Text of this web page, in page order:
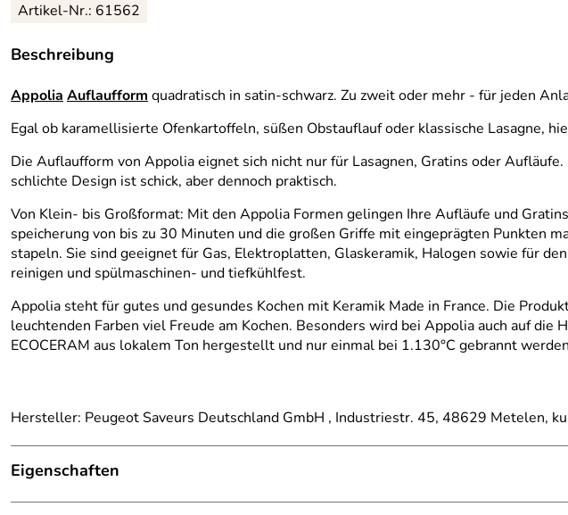
Artikel-Nr.: 61562
Beschreibung
Appolia Auflaufform quadratisch in satin-schwarz. Zu zweit oder mehr - für jeden
Egal ob karamellisierte Ofenkartoffeln, süßen Obstauflauf oder klassische Lasagne,
Die Auflaufform von Appolia eignet sich nicht nur für Lasagnen, Gratins oder
schlichte Design ist schick, aber dennoch praktisch.
Von Klein- bis Großformat: Mit den Appolia Formen gelingen Ihre Aufläufe und
speicherung von bis zu 30 Minuten und die großen Griffe mit eingeprägten Punkten
stapeln. Sie sind geeignet für Gas, Elektroplatten, Glaskeramik, Halogen sowie für
reinigen und spülmaschinen- und tiefkühlfest.
Appolia steht für gutes und gesundes Kochen mit Keramik Made in France. Die
leuchtenden Farben viel Freude am Kochen. Besonders wird bei Appolia auch aufdie
ECOCERAM aus lokalem Ton hergestellt und nur einmal bei 1.130°C gebrannt
Hersteller: Peugeot Saveurs Deutschland GmbH , Industriestr. 45, 48629 Metelen,
Eigenschaften